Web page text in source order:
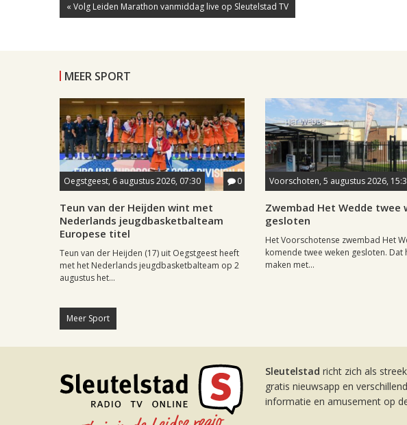
« Volg Leiden Marathon vanmiddag live op Sleutelstad TV
MEER SPORT
Oegstgeest, 6 augustus 2026, 07:30 0
Teun van der Heijden wint met
Nederlands jeugdbasketbalteam
Europese titel
Teun van der Heijden (17) uit Oegstgeest heeft
met het Nederlands jeugdbasketbalteam op 2
augustus het...
Voorschoten, 5 augustus 2026,
Zwembad Het Wedde twee
gesloten
Het Voorschotense zwembad Het
komende twee weken gesloten. Dat
maken met...
Meer Sport
Sleutelstad richt zich als
gratis nieuwsapp en
informatie en amusement op